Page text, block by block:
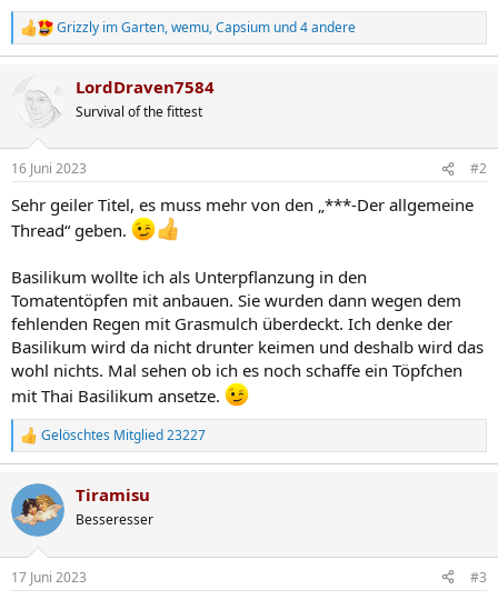
R
e
k
i
e
:
Grizzly im Garten,wemu,Capsium und 4 andere
LordDraven7584
Survival of the fittest
16 Juni 2023 #2
Sehr geiler Titel, es muss mehr von den „***-Der allgemeine
Thread“ geben.
Basilikum wollte ich als Unterpflanzung in den
Tomatentöpfen mit anbauen. Sie wurden dann wegen dem
fehlenden Regen mit Grasmulch überdeckt. Ich denke der
Basilikum wird da nicht drunter keimen und deshalb wird das
wohl nichts. Mal sehen ob ich es noch schaffe ein Töpfchen
mit Thai Basilikum ansetze.
R
e
k
t
i
e
Gelöschtes Mitglied 23227
Tiramisu
Besseresser
17 Juni 2023 #3